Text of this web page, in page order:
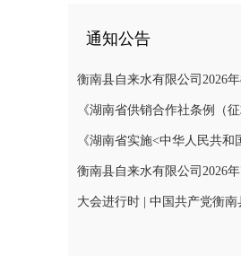
通知公告